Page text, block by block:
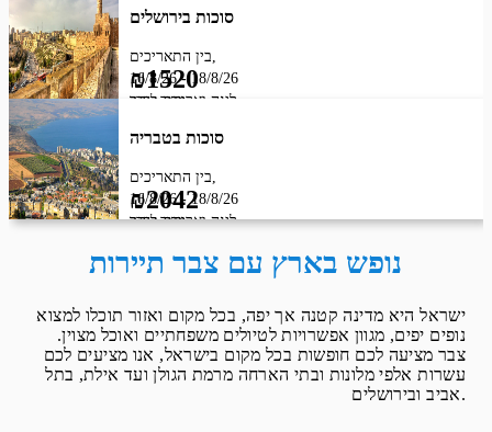
סוכות בירושלים
₪1520
מחיר לחדר
בין התאריכים,
16/8/26-18/8/26
לינה וארוחת בוקר
סוכות בטבריה
₪2042
מחיר לחדר
בין התאריכים,
16/8/26 -18/8/26
לינה וארוחת בוקר
נופש בארץ עם צבר תיירות
ישראל היא מדינה קטנה אך יפה, בכל מקום ואזור תוכלו למצוא
נופים יפים, מגוון אפשרויות לטיולים משפחתיים ואוכל מצוין.
צבר מציעה לכם חופשות בכל מקום בישראל, אנו מציעים לכם
עשרות אלפי מלונות ובתי הארחה מרמת הגולן ועד אילת, בתל
אביב ובירושלים.